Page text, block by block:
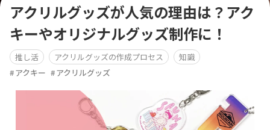
アクリルグッズが人気の理由は？アク
キーやオリジナルグッズ制作に！
推し活 アクリルグッズの作成プロセス
知識
アクキー
アクリルグッズ